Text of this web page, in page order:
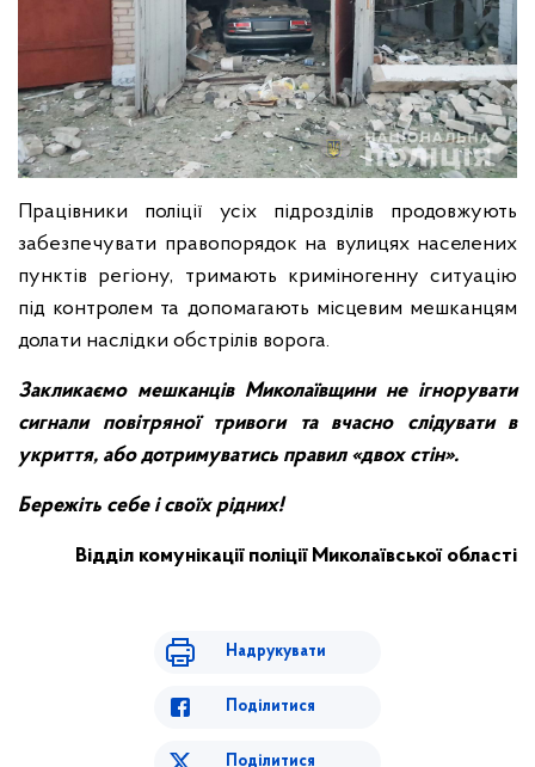
Працівники поліції усіх підрозділів продовжують
забезпечувати правопорядок на вулицях населених
пунктів регіону, тримають криміногенну ситуацію
під контролем та допомагають місцевим мешканцям
долати наслідки обстрілів ворога.
Закликаємо мешканців Миколаївщини не ігнорувати
сигнали повітряної тривоги та вчасно слідувати в
укриття, або дотримуватись правил «двох стін».
Бережіть себе і своїх рідних!
Відділ комунікації поліції Миколаївської області
Надрукувати
Поділитися
Поділитися